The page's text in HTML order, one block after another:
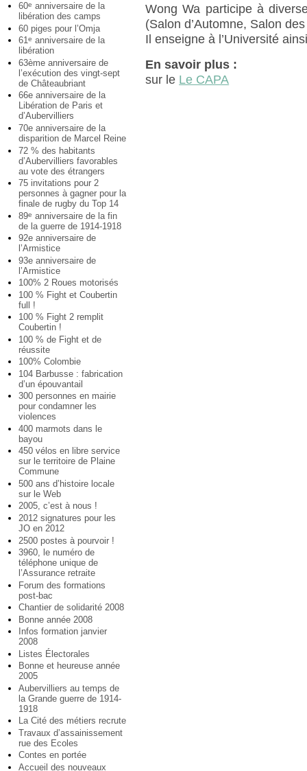
60e anniversaire de la
libération des camps
60 piges pour l’Omja
61e anniversaire de la
libération
63ème anniversaire de
l’exécution des vingt-sept
de Châteaubriant
66e anniversaire de la
Libération de Paris et
d’Aubervilliers
70e anniversaire de la
disparition de Marcel Reine
72 % des habitants
d’Aubervilliers favorables
au vote des étrangers
75 invitations pour 2
personnes à gagner pour la
finale de rugby du Top 14
89e anniversaire de la fin
de la guerre de 1914-1918
92e anniversaire de
l’Armistice
93e anniversaire de
l’Armistice
100% 2 Roues motorisés
100 % Fight et Coubertin
full !
100 % Fight 2 remplit
Coubertin !
100 % de Fight et de
réussite
100% Colombie
104 Barbusse : fabrication
d’un épouvantail
300 personnes en mairie
pour condamner les
violences
400 marmots dans le
bayou
450 vélos en libre service
sur le territoire de Plaine
Commune
500 ans d’histoire locale
sur le Web
2005, c’est à nous !
2012 signatures pour les
JO en 2012
2500 postes à pourvoir !
3960, le numéro de
téléphone unique de
l’Assurance retraite
Forum des formations
post-bac
Chantier de solidarité 2008
Bonne année 2008
Infos formation janvier
2008
Listes Électorales
Bonne et heureuse année
2005
Aubervilliers au temps de
la Grande guerre de 1914-
1918
La Cité des métiers recrute
Travaux d’assainissement
rue des Ecoles
Contes en portée
Accueil des nouveaux
Wong Wa participe à
(Salon d’Automne, Salon
Il enseigne à l’Université
En savoir plus :
sur le Le CAPA